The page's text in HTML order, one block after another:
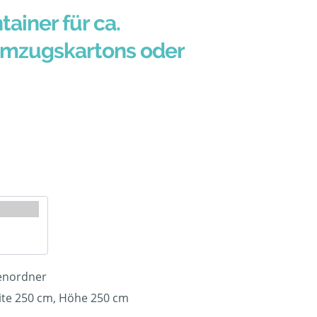
für ca.
oder
250 cm, Höhe 250 cm